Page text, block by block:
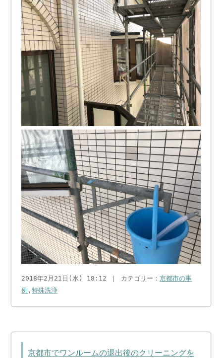
2018年2月21日(水) 18:12 ｜ カテゴリー：京都市の事
例 ,特殊洗浄
京都市でワンルームの退出後のクリーニングを